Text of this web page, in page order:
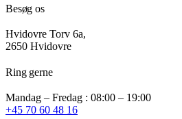
Besøg os
Hvidovre Torv 6a,
2650 Hvidovre
Ring gerne
Mandag – Fredag : 08:00 – 19:00
+45 70 60 48 16